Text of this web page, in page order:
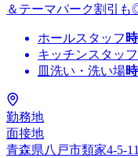
＆テーマパーク割引
ホールスタッフ
キッチンスタッフ
皿洗い・洗い場
勤務地
面接地
青森県八戸市類家4-5-11